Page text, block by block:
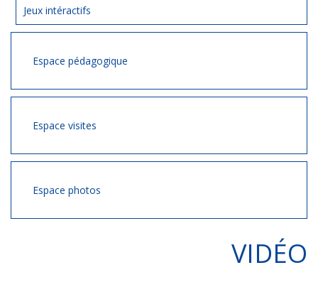
Jeux intéractifs
Espace pédagogique
Espace visites
Espace photos
VIDÉO